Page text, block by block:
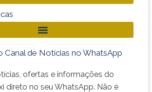
Canal de Notícias no WhatsApp
ofertas e informações do
direto no seu WhatsApp. Não é